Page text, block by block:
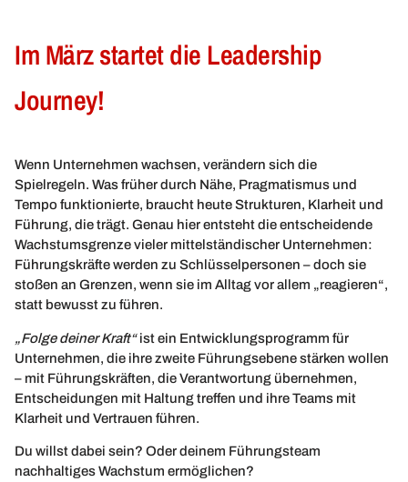
Im März startet die Leadership
Journey!
Wenn Unternehmen wachsen, verändern sich die
Spielregeln. Was früher durch Nähe, Pragmatismus und
Tempo funktionierte, braucht heute Strukturen, Klarheit und
Führung, die trägt. Genau hier entsteht die entscheidende
Wachstumsgrenze vieler mittelständischer Unternehmen:
Führungskräfte werden zu Schlüsselpersonen – doch sie
stoßen an Grenzen, wenn sie im Alltag vor allem „reagieren“,
statt bewusst zu führen.
„Folge deiner Kraft“ist ein Entwicklungsprogramm für
Unternehmen, die ihre zweite Führungsebene stärken wollen
– mit Führungskräften, die Verantwortung übernehmen,
Entscheidungen mit Haltung treffen und ihre Teams mit
Klarheit und Vertrauen führen.
Du willst dabei sein? Oder deinem Führungsteam
nachhaltiges Wachstum ermöglichen?